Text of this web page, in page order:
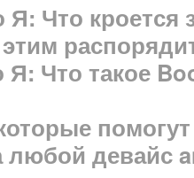
Что кроется
Что такое
любой девайс